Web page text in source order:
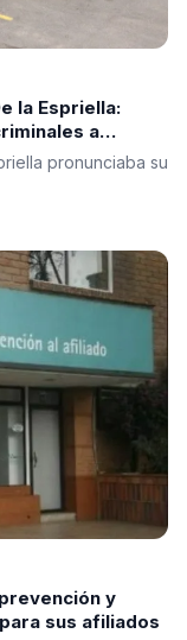
la Espriella:
a
pronunciaba su
y
sus afiliados